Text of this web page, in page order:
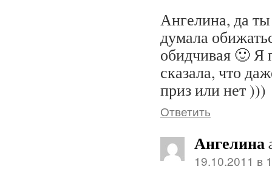
Ангелина, да
думала
обидчивая 🙂 Я
сказала, что
приз или нет )))
Ответить
Ангелина
19.10.2011 в